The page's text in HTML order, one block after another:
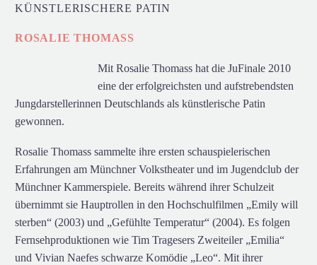
KÜNSTLERISCHERE PATIN
ROSALIE THOMASS
Mit Rosalie Thomass hat die JuFinale 2010
eine der erfolgreichsten und aufstrebendsten
Jungdarstellerinnen Deutschlands als künstlerische Patin
gewonnen.
Rosalie Thomass sammelte ihre ersten schauspielerischen
Erfahrungen am Münchner Volkstheater und im Jugendclub der
Münchner Kammerspiele. Bereits während ihrer Schulzeit
übernimmt sie Hauptrollen in den Hochschulfilmen „Emily will
sterben“ (2003) und „Gefühlte Temperatur“ (2004). Es folgen
Fernsehproduktionen wie Tim Tragesers Zweiteiler „Emilia“
und Vivian Naefes schwarze Komödie „Leo“. Mit ihrer